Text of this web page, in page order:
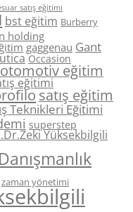
satış eğitimi
bst eğitim Burberry
holding
gaggenau Gant
Occasion
otomotiv eğitim
eğitimi
satış eğitim
Teknikleri Eğitimi
superstep
Yüksekbilgili
zaman yönetimi